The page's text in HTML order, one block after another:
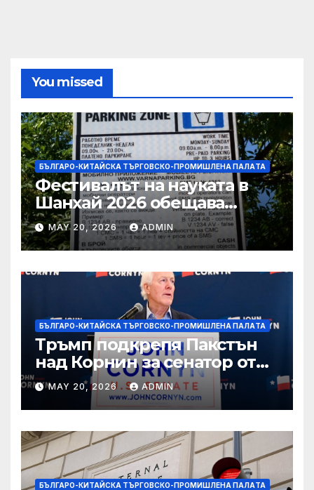
You missed
БЪЛГАРО-КИТАЙСКА ТЪРГОВСКО-ПРОМИШЛЕНА ПАЛAТА
Фестивалът на науката в
Шанхай 2026 обещава
вълнуващи научно-
технологични иновации
MAY 20, 2026 ADMIN
БЪЛГАРО-КИТАЙСКА ТЪРГОВСКО-ПРОМИШЛЕНА ПАЛAТА
Тръмп подкрепя Пакстън
над Корнин за сенатор от
Тексас в шокираща
подкрепа
MAY 20, 2026 ADMIN
БЪЛГАРО-КИТАЙСКА ТЪРГОВСКО-ПРОМИШЛЕНА ПАЛAТА